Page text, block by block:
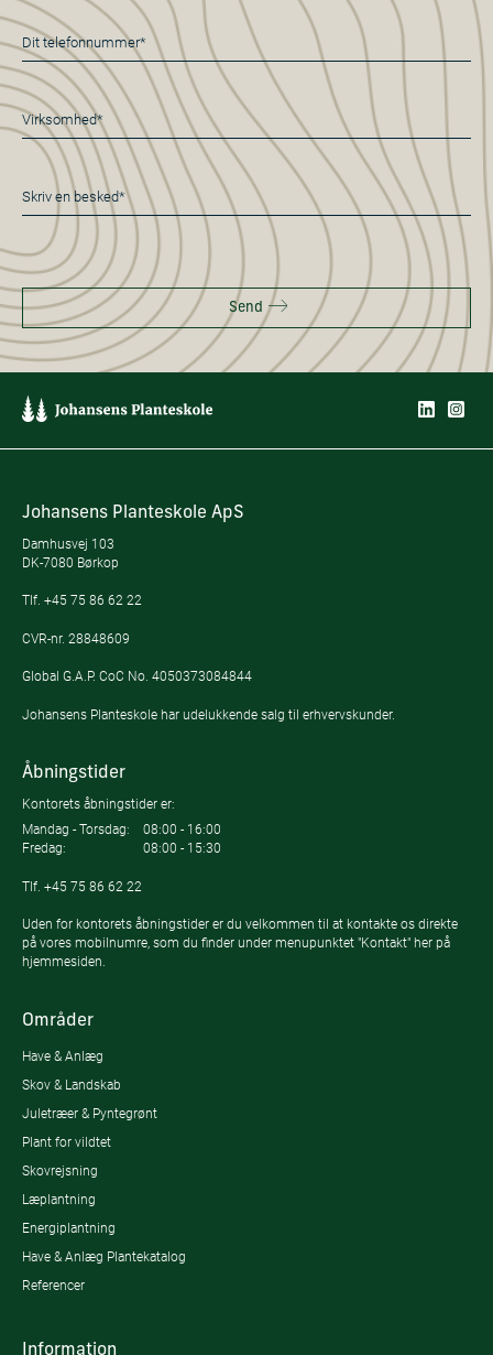
*
Telefon
*
Virksomhed*
*
Besked
*
Send
Johansens Planteskole ApS
Damhusvej 103
DK-7080 Børkop
Tlf. +45 75 86 62 22
CVR-nr. 28848609
Global G.A.P. CoC No. 4050373084844
Johansens Planteskole har udelukkende salg til erhvervskunder.
Åbningstider
Kontorets åbningstider er:
Mandag - Torsdag:
08:00 - 16:00
Fredag:
08:00 - 15:30
Tlf. +45 75 86 62 22
Uden for kontorets åbningstider er du velkommen til at kontakte os direkte
på vores mobilnumre, som du finder under menupunktet "Kontakt" her på
hjemmesiden.
Områder
Have & Anlæg
Skov & Landskab
Juletræer & Pyntegrønt
Plant for vildtet
Skovrejsning
Læplantning
Energiplantning
Have & Anlæg Plantekatalog
Referencer
Information